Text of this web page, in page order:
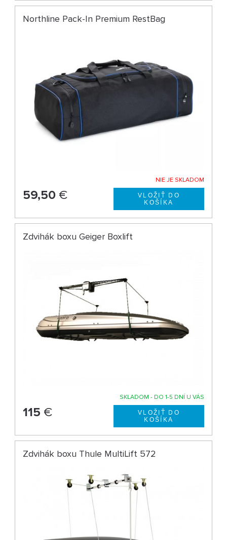
Northline Pack-In Premium RestBag
NIE JE SKLADOM
59,50 €
Zdvihák boxu Geiger Boxlift
SKLADOM - DO 1-5 DNÍ U VÁS
115 €
Zdvihák boxu Thule MultiLift 572